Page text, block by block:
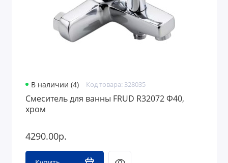
В наличии (4) Код товара: 328035
Смеситель для ванны FRUD R32072 Ф40,
хром
4290.00р.